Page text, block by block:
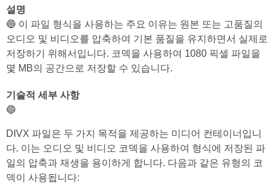
설명
🔵 이 파일 형식을 사용하는 주요 이유는 원본 또는 고품질의
오디오 및 비디오를 압축하여 기본 품질을 유지하면서 실제로
저장하기 위해서입니다. 코덱을 사용하여 1080 픽셀 파일을
몇 MB의 공간으로 저장할 수 있습니다.
기술적 세부 사항
🔵
DIVX 파일은 두 가지 목적을 제공하는 미디어 컨테이너입니
다. 이는 오디오 및 비디오 코덱을 사용하여 형식에 저장된 파
일의 압축과 재생을 용이하게 합니다. 다음과 같은 유형의 코
덱이 사용됩니다: